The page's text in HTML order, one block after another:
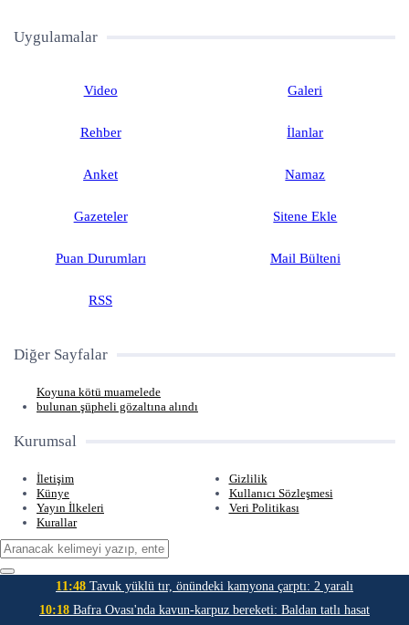
Uygulamalar
Video Galeri
Rehber İlanlar
Anket Namaz
Gazeteler Sitene Ekle
Puan Durumları Mail Bülteni
RSS
Diğer Sayfalar
Koyuna kötü muamelede
bulunan şüpheli gözaltına alındı
Kurumsal
İletişim
Künye
Yayın İlkeleri
Kurallar
Gizlilik
Kullanıcı Sözleşmesi
Veri Politikası
11:48 Tavuk yüklü tır, önündeki kamyona çarptı: 2 yaralı
10:18 Bafra Ovası'nda kavun-karpuz bereketi: Baldan tatlı hasat